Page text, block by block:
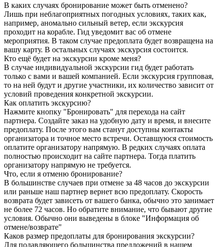
В каких случаях бронирование может быть отменено?
Лишь при неблагоприятных погодных условиях, таких как,
например, аномально сильный ветер, если экскурсия
проходит на корабле. Гид уведомит вас об отмене
мероприятия. В таком случае предоплата будет возвращена на
вашу карту. В остальных случаях экскурсия состоится.
Кто ещё будет на экскурсии кроме меня?
В случае индивидуальной экскурсии гид будет работать
только с вами и вашей компанией. Если экскурсия групповая,
то на ней будут и другие участники, их количество зависит от
условий проведения конкретной экскурсии.
Как оплатить экскурсию?
Нажмите кнопку "Бронировать" для перехода на сайт
партнера. Создайте заказ на удобную дату и время, и внесите
предоплату. После этого вам станут доступны контакты
организатора и точное место встречи. Оставшуюся стоимость
оплатите организатору напрямую. В редких случаях оплата
полностью происходит на сайте партнера. Тогда платить
организатору напрямую не требуется.
Что, если я отменю бронирование?
В большинстве случаев при отмене за 48 часов до экскурсии
или раньше наш партнер вернет всю предоплату. Скорость
возврата будет зависеть от вашего банка, обычно это занимает
не более 72 часов. Но обратите внимание, что бывают другие
условия. Обычно они выведены в блоке "Информация об
отмене/возврате"
Каков размер предоплаты для бронирования экскурсии?
Для подавляющего большинства предложений в нашем